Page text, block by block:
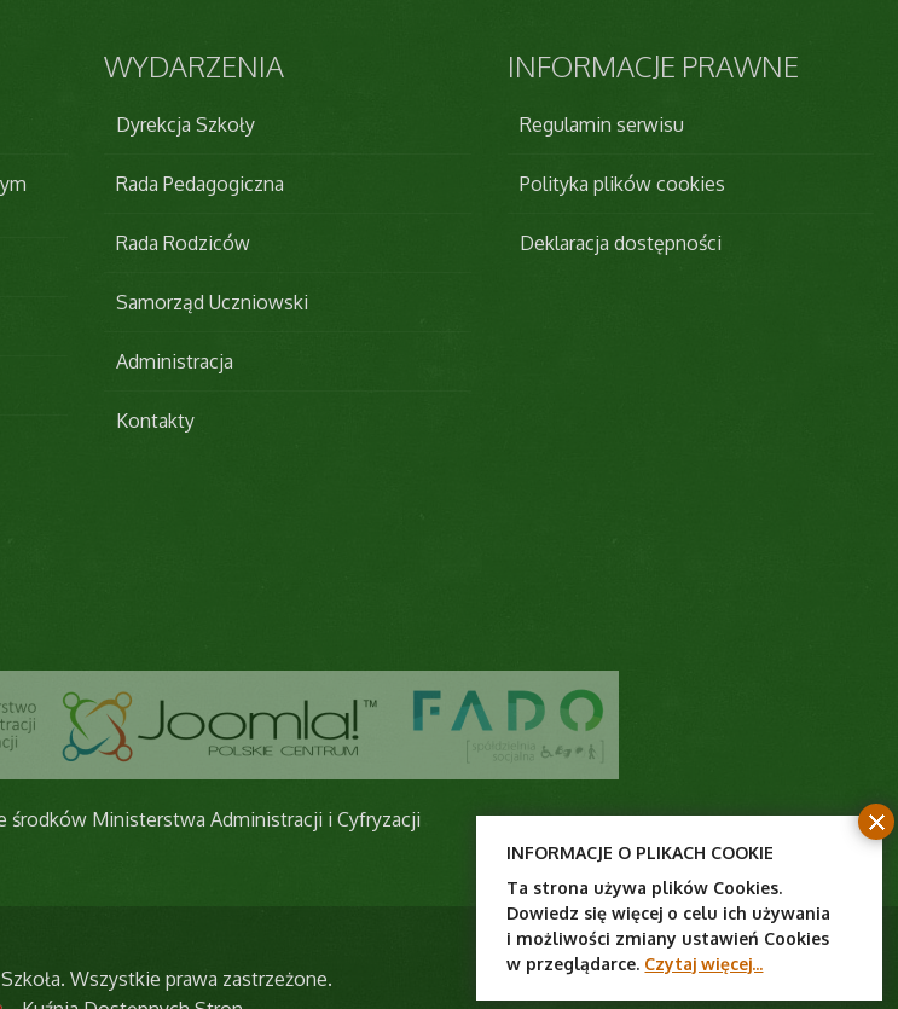
WYDARZENIA
Dyrekcja Szkoły
Rada Pedagogiczna
Rada Rodziców
Samorząd Uczniowski
Administracja
Kontakty
INFORMACJE PRAWNE
Regulamin serwisu
Polityka plików cookies
Deklaracja dostępności
środków Ministerstwa Administracji i Cyfryzacji
Wszystkie prawa zastrzeżone.
INFORMACJE O PLIKACH COOKIE
Ta strona używa plików Cookies.
Dowiedz się więcej o celu ich używania
i możliwości zmiany ustawień Cookies
w przeglądarce. Czytaj więcej...